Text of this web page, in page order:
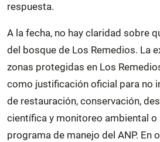
respuesta.
A la fecha, no hay claridad sobre
del bosque de Los Remedios. La
zonas protegidas en Los
como justificación oficial para no
de restauración, conservación,
científica y monitoreo ambiental o
programa de manejo del ANP. En